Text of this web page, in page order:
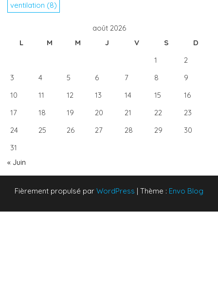
ventilation (8)
août 2026
L
M M J V S
D
1
2
3
4 5 6 7 8
9
10
11 12 13 14 15
16
17
18 19 20 21 22
23
24
25 26 27 28 29
30
31
« Juin
Fièrement propulsé par WordPress | Thème : Envo Blog